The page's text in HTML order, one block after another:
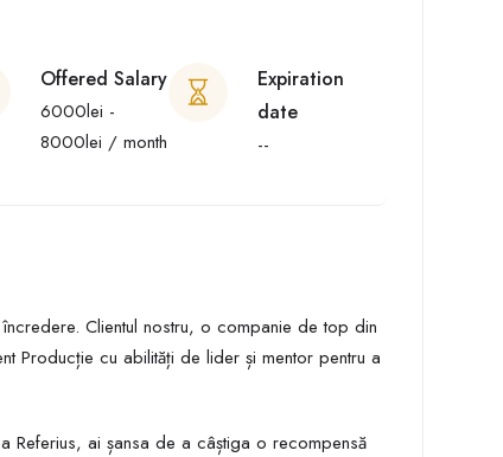
Offered Salary
6000lei -
8000lei / month
Expiration
date
--
Clientul nostru, o companie de top din
Producție cu abilități de lider și mentor pentru a
Referius, ai șansa de a câștiga o recompensă